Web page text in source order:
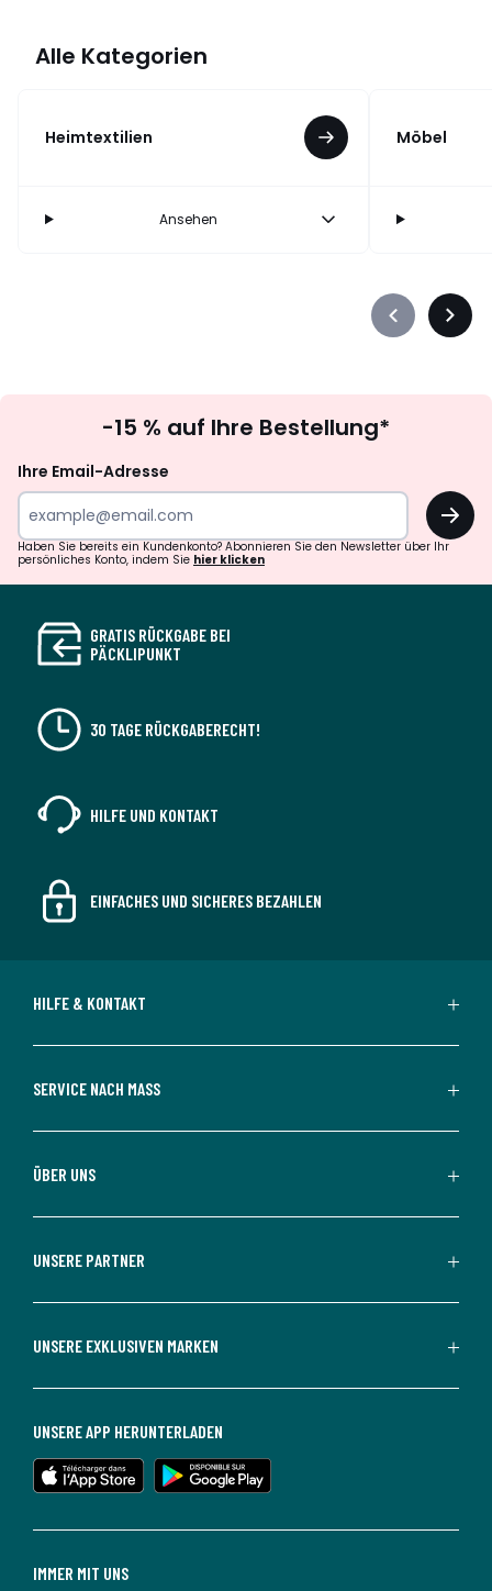
Alle Kategorien
Heimtextilien
Ansehen
Möbel
Précédent
abonnieren
-15 % auf Ihre Bestellung*
Ihre Email-Adresse
OK
Haben Sie bereits ein Kundenkonto? Abonnieren Sie den Newsletter über Ihr
persönliches Konto, indem Sie hier klicken
GRATIS RÜCKGABE BEI
PÄCKLIPUNKT
30 TAGE RÜCKGABERECHT!
HILFE UND KONTAKT
EINFACHES UND SICHERES BEZAHLEN
HILFE & KONTAKT
SERVICE NACH MASS
ÜBER UNS
UNSERE PARTNER
UNSERE EXKLUSIVEN MARKEN
IMMER MIT UNS
UNSERE APP HERUNTERLADEN